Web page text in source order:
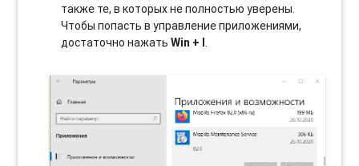
также те, в которых не полностью уверены.
Чтобы попасть в управление приложениями,
достаточно нажатьWin + I.